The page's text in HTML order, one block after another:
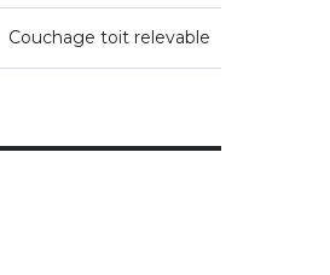
Couchage toit relevable